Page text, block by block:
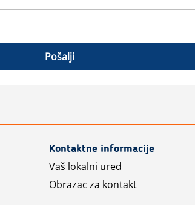
Pošalji
Kontaktne informacije
Vaš lokalni ured
Obrazac za kontakt